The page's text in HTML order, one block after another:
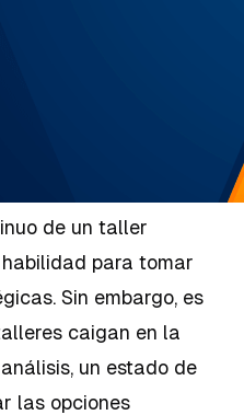
de un taller
para tomar
Sin embargo, es
caigan en la
un estado de
las opciones